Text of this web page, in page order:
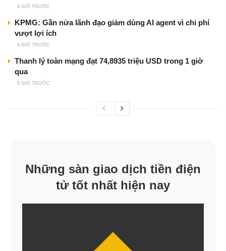
4 GIỜ TRƯỚC
KPMG: Gần nửa lãnh đạo giảm dùng AI agent vì chi phí
vượt lợi ích
4 GIỜ TRƯỚC
Thanh lý toàn mạng đạt 74,8935 triệu USD trong 1 giờ
qua
5 GIỜ TRƯỚC
Những sàn giao dịch tiền điện
tử tốt nhất hiện nay